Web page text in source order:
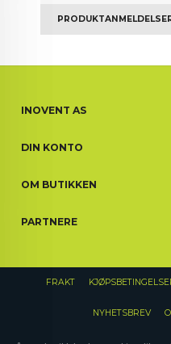
INOVENT AS
DIN KONTO
OM BUTIKKEN
PARTNERE
FRAKT
NYHETSBREV